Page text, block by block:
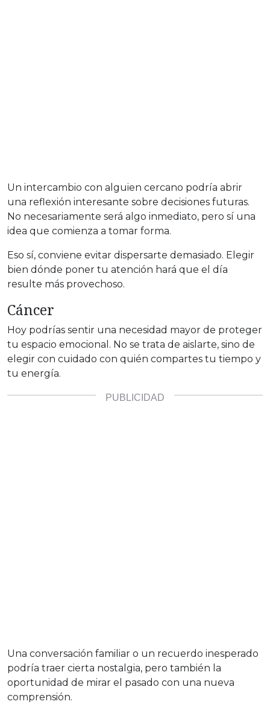
Un intercambio con alguien cercano podría abrir
una reflexión interesante sobre decisiones futuras.
No necesariamente será algo inmediato, pero sí una
idea que comienza a tomar forma.
Eso sí, conviene evitar dispersarte demasiado. Elegir
bien dónde poner tu atención hará que el día
resulte más provechoso.
Cáncer
Hoy podrías sentir una necesidad mayor de proteger
tu espacio emocional. No se trata de aislarte, sino de
elegir con cuidado con quién compartes tu tiempo y
tu energía.
Una conversación familiar o un recuerdo inesperado
podría traer cierta nostalgia, pero también la
oportunidad de mirar el pasado con una nueva
comprensión.